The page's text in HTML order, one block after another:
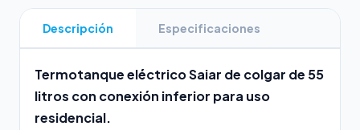
Descripción Especificaciones
Termotanque eléctrico Saiar de colgar de 55
litros con conexión inferior para uso
residencial.